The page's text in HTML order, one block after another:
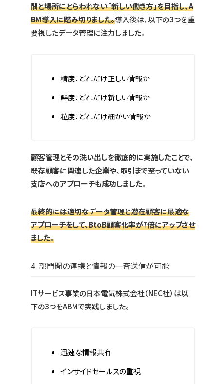
間と場所にとらわれない「新しい働き方」を目指し、A
BM導入に踏み切りました。導入後は、以下の3つを重
要視したデータ管理に注力しました。
精度：どれだけ正しい情報か
鮮度：どれだけ新しい情報か
粒度：どれだけ細かい情報か
顧客管理とその洗い出しを徹底的に実施したことで、
既存顧客に関連した企業や、取引まで至っていない
支店へのアプローチも成功しました。
最終的には適切なデータ管理と潜在顧客に最適な
アプローチをして、BtoB顧客化率が7倍にアップさせ
ました。
4. 部門間の連携と情報の一斉送信が可能
ITサービス事業の日本電気株式会社（NEC社）は以
下の3つをABMで実践しました。
迅速な情報共有
インサイドセールスの重視